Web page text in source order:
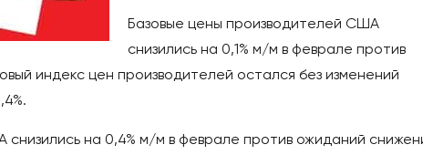
Базовые цены производителей США
снизились на 0,1% м/м в феврале против
индекс цен производителей остался без изменений
на 0,4% м/м в феврале против ожиданий